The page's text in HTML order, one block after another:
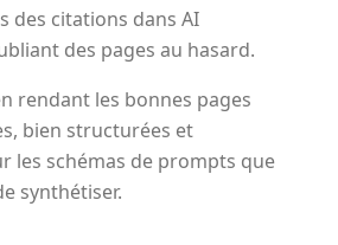
des citations dans AI
des pages au hasard.
rendant les bonnes pages
bien structurées et
les schémas de prompts que
synthétiser.